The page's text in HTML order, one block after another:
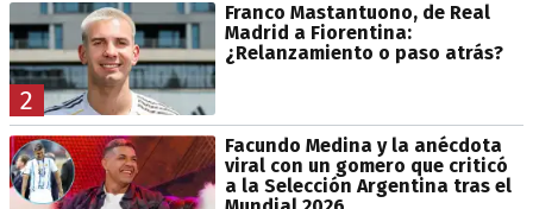
2
Franco Mastantuono, de Real
Madrid a Fiorentina:
¿Relanzamiento o paso atrás?
Facundo Medina y la anécdota
viral con un gomero que criticó
a la Selección Argentina tras el